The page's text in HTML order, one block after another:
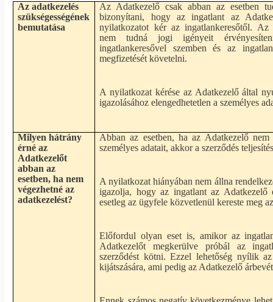
Az adatkezelés
szükségességének
bemutatása
Az Adatkezelő csak abban az esetben
bizonyítani, hogy az ingatlant az
nyilatkozatot kér az ingatlankeresőtől. Az
nem tudná jogi igényeit
ingatlankeresővel szemben és az
megfizetését követelni.
A nyilatkozat kérése az Adatkezelő által
igazolásához elengedhetetlen a személyes
Milyen hátrány
érné az
Adatkezelőt
abban az
esetben, ha nem
végezhetné az
adatkezelést?
Abban az esetben, ha az Adatkezelő nem
személyes adatait, akkor a szerződés
A nyilatkozat hiányában nem állna
igazolja, hogy az ingatlant az Adatkezelő
esetleg az ügyfele közvetlenül kereste meg
Előfordul olyan eset is, amikor az
Adatkezelőt megkerülve próbál az
szerződést kötni. Ezzel lehetőség nyílik
kijátszására, ami pedig az Adatkezelő